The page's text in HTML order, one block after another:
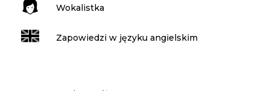
Wokalistka
Zapowiedzi w języku angielskim